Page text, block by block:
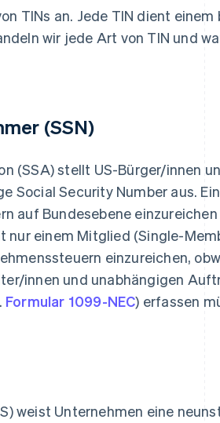
TINs an. Jede TIN dient
wir jede Art von TIN und
(SSN)
(SSA) stellt US-Bürger/innen
Social Security Number aus.
auf Bundesebene
nur einem Mitglied (Single-
einzureichen,
innen und unabhängigen
Formular 1099-NEC) erfassen
weist Unternehmen eine